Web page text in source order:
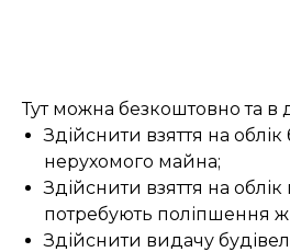
Тут можна безкоштовно та в
Здійснити взяття на облік
нерухомого майна;
Здійснити взяття на
потребують поліпшення
Здійснити видачу